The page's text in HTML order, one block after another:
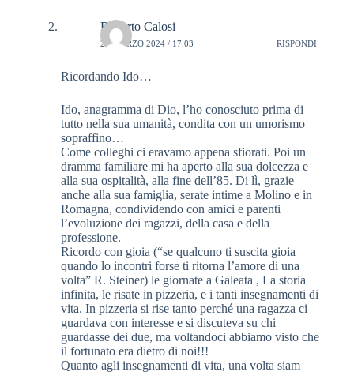
Roberto Calosi
27 MARZO 2024 / 17:03 RISPONDI
Ricordando Ido…
Ido, anagramma di Dio, l’ho conosciuto prima di
tutto nella sua umanità, condita con un umorismo
sopraffino…
Come colleghi ci eravamo appena sfiorati. Poi un
dramma familiare mi ha aperto alla sua dolcezza e
alla sua ospitalità, alla fine dell’85. Di lì, grazie
anche alla sua famiglia, serate intime a Molino e in
Romagna, condividendo con amici e parenti
l’evoluzione dei ragazzi, della casa e della
professione.
Ricordo con gioia (“se qualcuno ti suscita gioia
quando lo incontri forse ti ritorna l’amore di una
volta” R. Steiner) le giornate a Galeata , La storia
infinita, le risate in pizzeria, e i tanti insegnamenti di
vita. In pizzeria si rise tanto perché una ragazza ci
guardava con interesse e si discuteva su chi
guardasse dei due, ma voltandoci abbiamo visto che
il fortunato era dietro di noi!!!
Quanto agli insegnamenti di vita, una volta siam